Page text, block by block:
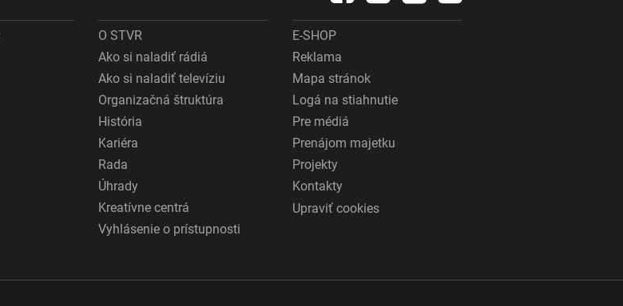
O STVR
Ako si naladiť rádiá
Ako si naladiť televíziu
Organizačná štruktúra
História
Kariéra
Rada
Úhrady
Kreatívne centrá
Vyhlásenie o prístupnosti
E-SHOP
Reklama
Mapa stránok
Logá na stiahnutie
Pre médiá
Prenájom majetku
Projekty
Kontakty
Upraviť cookies